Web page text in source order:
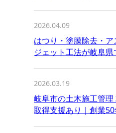
2026.04.09
はつり・塗膜除去・
ジェット工法が岐阜
2026.03.19
岐阜市の土木施工管
取得支援あり｜創業